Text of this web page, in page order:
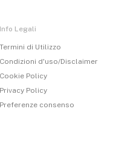
Info Legali
Termini di Utilizzo
Condizioni d'uso/Disclaimer
Cookie Policy
Privacy Policy
Preferenze consenso